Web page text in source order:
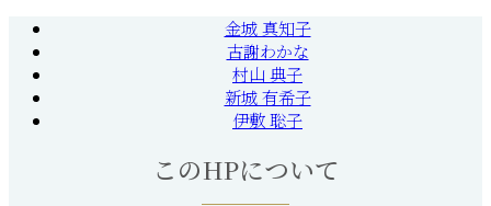
金城 真知子
古謝わかな
村山 典子
新城 有希子
伊敷 聡子
このHPについて